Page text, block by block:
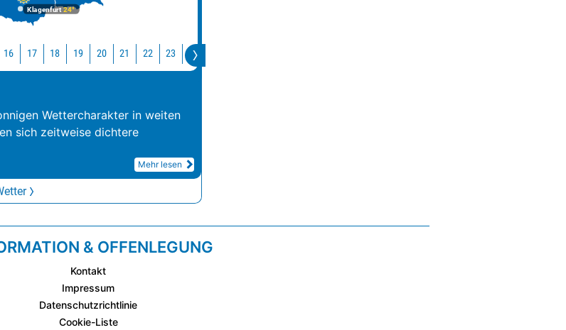
Klagenfurt24°
16 17 18 19 20 21 22 23 0
Wettercharakter in weiten
sich zeitweise dichtere
Mehr lesen
& OFFENLEGUNG
Kontakt
Impressum
Datenschutzrichtlinie
Cookie-Liste